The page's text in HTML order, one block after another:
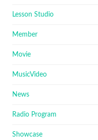
Lesson Studio
Member
Movie
MusicVideo
News
Radio Program
Showcase